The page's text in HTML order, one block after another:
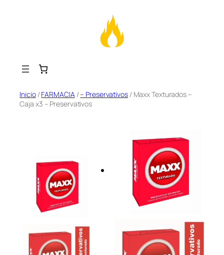
SaltarInicio/FARMACIA/– Preservativos/ Maxx Texturados –
Caja x3 – Preservativos